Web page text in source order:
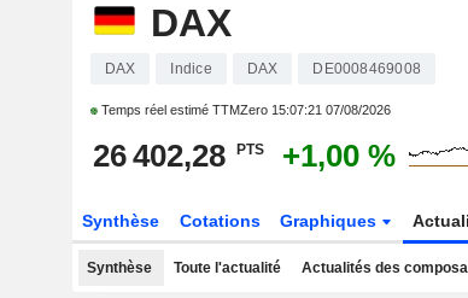
DAX
DAX Indice DAX DE0008469008
Temps réel estimé TTMZero 15:07:21 07/08/2026
26 402,28 PTS +1,00 %
Synthèse Cotations Graphiques
Synthèse Toute l'actualité Actualités des